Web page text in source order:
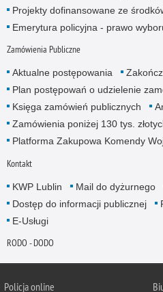
Projekty dofinansowane ze
Emerytura policyjna - prawo
Zamówienia Publiczne
Aktualne postępowania
Plan postępowań o udzielenie
Księga zamówień publicznych
Zamówienia poniżej 130 tys.
Platforma Zakupowa Komendy
Kontakt
KWP Lublin Mail do dyżurnego
Dostęp do informacji publicznej
E-Usługi
RODO - DODO
Policja online